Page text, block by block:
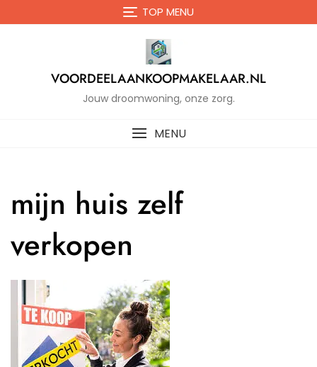
de
TOP MENU
VOORDEELAANKOOPMAKELAAR.NL
Jouw droomwoning, onze zorg.
MENU
mijn huis zelf
verkopen